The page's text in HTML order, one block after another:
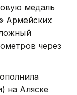
медаль
Армейских
через
на Аляске